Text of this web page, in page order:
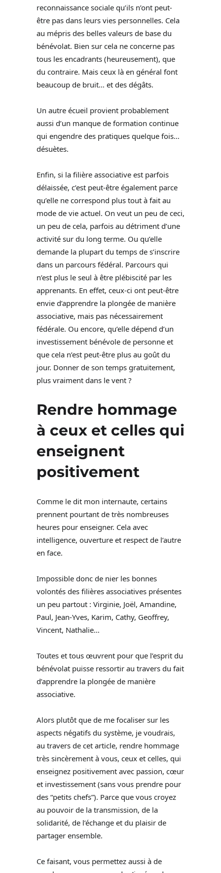
reconnaissance sociale qu’ils n’ont peut-
être pas dans leurs vies personnelles. Cela
au mépris des belles valeurs de base du
bénévolat. Bien sur cela ne concerne pas
tous les encadrants (heureusement), que
du contraire. Mais ceux là en général font
beaucoup de bruit… et des dégâts.
Un autre écueil provient probablement
aussi d’un manque de formation continue
qui engendre des pratiques quelque fois…
désuètes.
Enfin, si la filière associative est parfois
délaissée, c’est peut-être également parce
qu’elle ne correspond plus tout à fait au
mode de vie actuel. On veut un peu de ceci,
un peu de cela, parfois au détriment d’une
activité sur du long terme. Ou qu’elle
demande la plupart du temps de s’inscrire
dans un parcours fédéral. Parcours qui
n’est plus le seul à être plébiscité par les
apprenants. En effet, ceux-ci ont peut-être
envie d’apprendre la plongée de manière
associative, mais pas nécessairement
fédérale. Ou encore, qu’elle dépend d’un
investissement bénévole de personne et
que cela n’est peut-être plus au goût du
jour. Donner de son temps gratuitement,
plus vraiment dans le vent ?
Rendre hommage
à ceux et celles qui
enseignent
positivement
Comme le dit mon internaute, certains
prennent pourtant de très nombreuses
heures pour enseigner. Cela avec
intelligence, ouverture et respect de l’autre
en face.
Impossible donc de nier les bonnes
volontés des filières associatives présentes
un peu partout : Virginie, Joël, Amandine,
Paul, Jean-Yves, Karim, Cathy, Geoffrey,
Vincent, Nathalie…
Toutes et tous œuvrent pour que l’esprit du
bénévolat puisse ressortir au travers du fait
d’apprendre la plongée de manière
associative.
Alors plutôt que de me focaliser sur les
aspects négatifs du système, je voudrais,
au travers de cet article, rendre hommage
très sincèrement à vous, ceux et celles, qui
enseignez positivement avec passion, cœur
et investissement (sans vous prendre pour
des “petits chefs”). Parce que vous croyez
au pouvoir de la transmission, de la
solidarité, de l’échange et du plaisir de
partager ensemble.
Ce faisant, vous permettez aussi à de